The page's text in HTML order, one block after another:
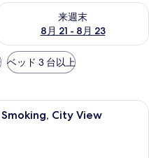
チェック
来週末
8月 21 - 8月 23
週末 8月 21 - 8月 23 の空室
ベッド 3 台以上
Room, 1 King Bed, Non -
City View